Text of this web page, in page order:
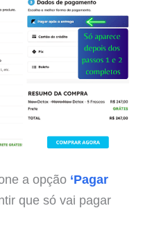
a opção ‘Pagar
que só vai pagar